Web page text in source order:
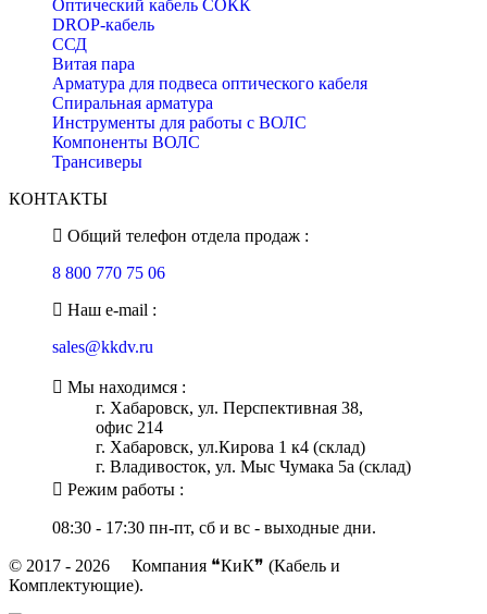
Оптический кабель СОКК
DROP-кабель
ССД
Витая пара
Арматура для подвеса оптического кабеля
Спиральная арматура
Инструменты для работы с ВОЛС
Компоненты ВОЛС
Трансиверы
КОНТАКТЫ
Общий телефон отдела продаж :
8 800 770 75 06
Наш e-mail :
sales@kkdv.ru
Мы находимся :
г. Хабаровск, ул. Перспективная 38,
офис 214
г. Хабаровск, ул.Кирова 1 к4 (склад)
г. Владивосток, ул. Мыс Чумака 5а (склад)
Режим работы :
08:30 - 17:30 пн-пт, сб и вс - выходные дни.
© 2017 - 2026 Компания ❝КиК❞ (Кабель и
Комплектующие).